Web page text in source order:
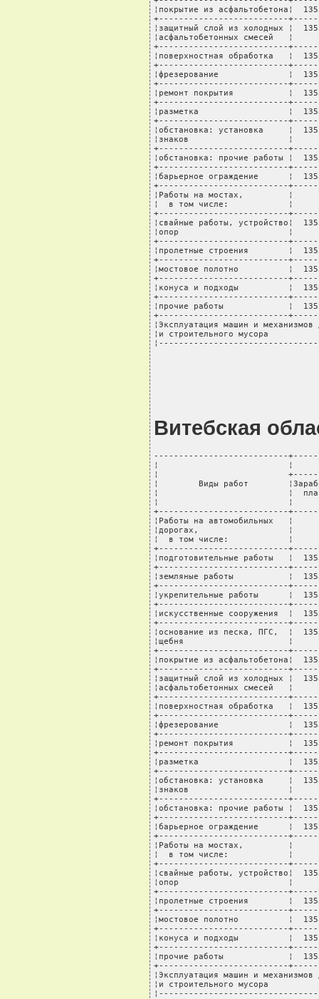
¦покрытие из асфальтобетона¦
+--------------------------
¦защитный слой из холодных ¦
¦асфальтобетонных
+--------------------------
¦поверхностная обработка   ¦
+--------------------------
¦фрезерование              ¦
+--------------------------
¦ремонт покрытия           ¦
+--------------------------
¦разметка                  ¦
+--------------------------
¦обстановка: установка     ¦
¦знаков                    ¦
+--------------------------
¦обстановка: прочие работы ¦
+--------------------------
¦барьерное ограждение      ¦
+--------------------------
¦Работы на мостах,
¦  в том числе:
+--------------------------
¦свайные работы, устройство¦
¦опор                      ¦
+--------------------------
¦пролетные строения        ¦
+--------------------------
¦мостовое полотно          ¦
+--------------------------
¦конуса и подходы          ¦
+--------------------------
¦прочие работы             ¦
+--------------------------
¦Эксплуатация машин и
¦и строительного
Витебская
---------------------------
¦                          ¦
¦
¦        Виды работ
¦                          ¦  плата
¦                          ¦
+--------------------------
¦Работы на
¦дорогах,
¦  в том числе:
+--------------------------
¦подготовительные работы   ¦
+--------------------------
¦земляные работы           ¦
+--------------------------
¦укрепительные работы      ¦
+--------------------------
¦искусственные сооружения  ¦
+--------------------------
¦основание из песка, ПГС,  ¦
¦щебня                     ¦
+--------------------------
¦покрытие из асфальтобетона¦
+--------------------------
¦защитный слой из холодных ¦
¦асфальтобетонных
+--------------------------
¦поверхностная обработка   ¦
+--------------------------
¦фрезерование              ¦
+--------------------------
¦ремонт покрытия           ¦
+--------------------------
¦разметка                  ¦
+--------------------------
¦обстановка: установка     ¦
¦знаков                    ¦
+--------------------------
¦обстановка: прочие работы ¦
+--------------------------
¦барьерное ограждение      ¦
+--------------------------
¦Работы на мостах,
¦  в том числе:
+--------------------------
¦свайные работы, устройство¦
¦опор                      ¦
+--------------------------
¦пролетные строения        ¦
+--------------------------
¦мостовое полотно          ¦
+--------------------------
¦конуса и подходы          ¦
+--------------------------
¦прочие работы             ¦
+--------------------------
¦Эксплуатация машин и
¦и строительного